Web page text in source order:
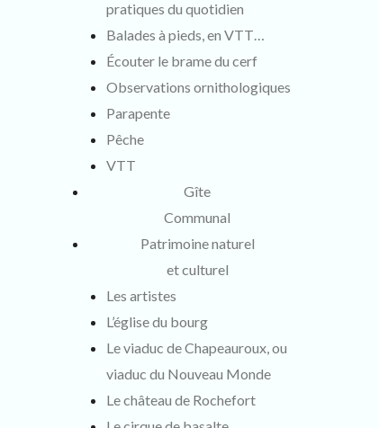
pratiques du quotidien
Balades à pieds, en VTT…
Écouter le brame du cerf
Observations ornithologiques
Parapente
Pêche
VTT
Gîte
Communal
Patrimoine naturel
et culturel
Les artistes
L’église du bourg
Le viaduc de Chapeauroux, ou
viaduc du Nouveau Monde
Le château de Rochefort